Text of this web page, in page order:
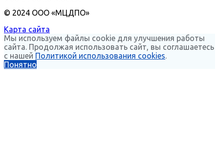
© 2024 ООО «МЦДПО»
Карта сайта
Мы используем файлы cookie для улучшения работы
сайта. Продолжая использовать сайт, вы соглашаетесь
с нашей Политикой использования cookies.
Понятно